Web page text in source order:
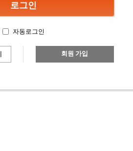
자동로그인
회원 가입